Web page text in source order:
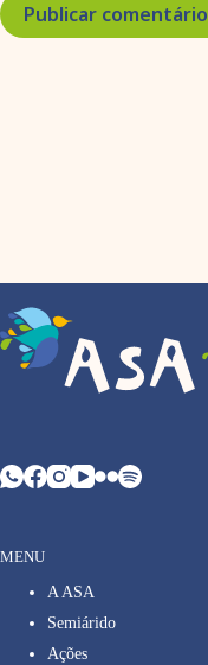
Publicar comentário
MENU
A ASA
Semiárido
Ações